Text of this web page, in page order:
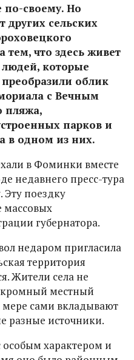
по-своему. Но
сельских
тем, что здесь живет
которые
облик
с Вечным
пляжа,
парков и
в одном из них.
в Фоминки вместе
недавнего пресс-тура
Эту поездку
массовых
губернатора.
недаром пригласила
территория
Жители села не
местный
мере сами вкладывают
разные источники.
характером и